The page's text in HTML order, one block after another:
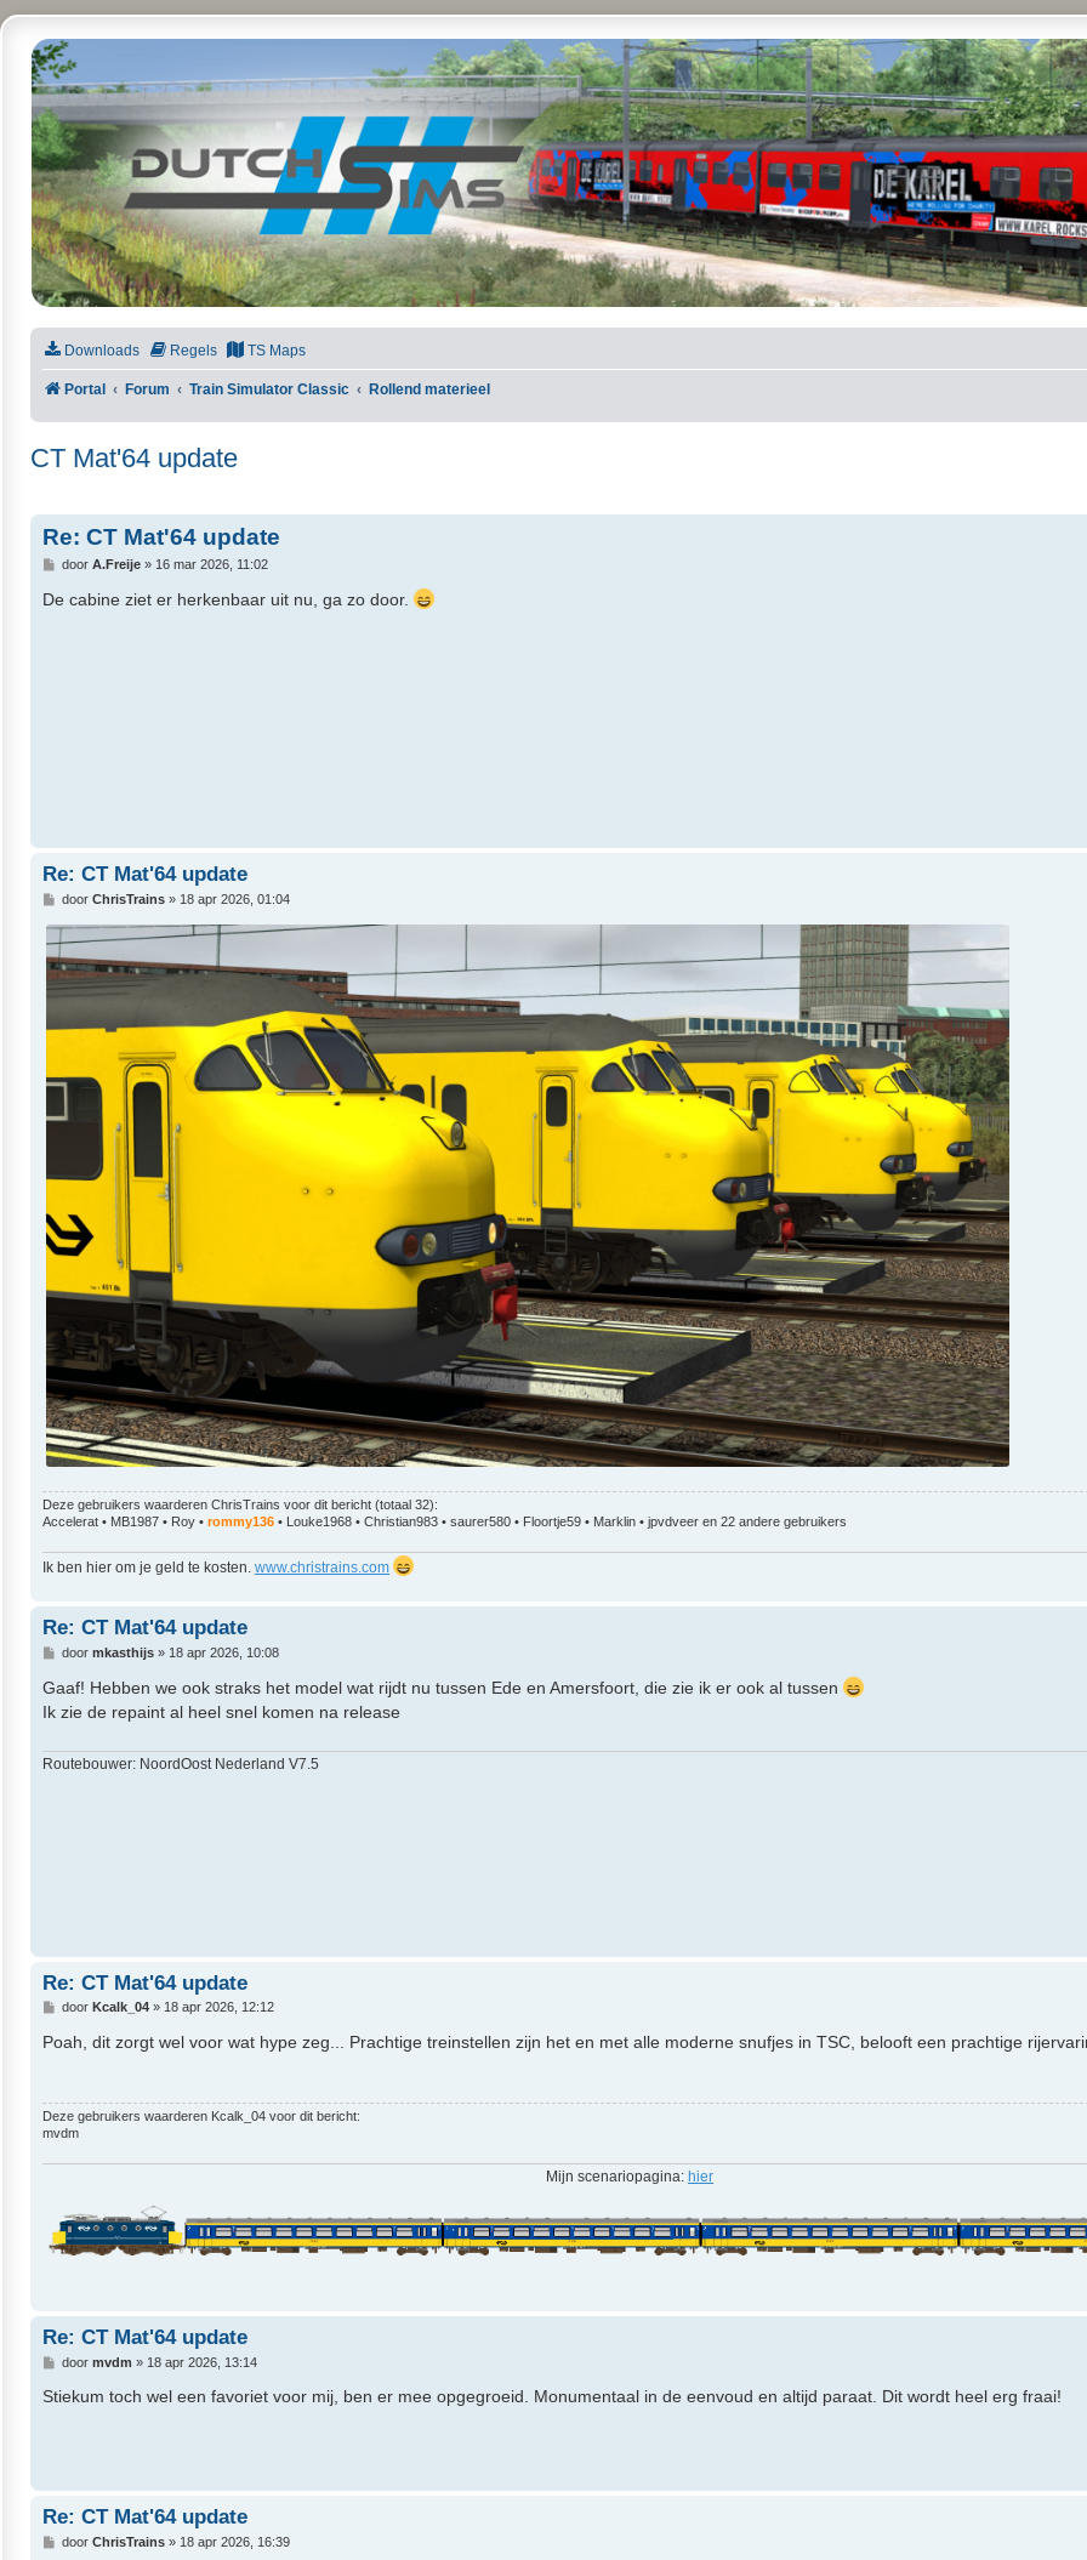
DutchSims
Downloads Regels TS Maps
Portal Forum Train Simulator Classic Rollend materieel
CT Mat'64 update
Re: CT Mat'64 update
B
r
i
door A.Freije» 16 mar 2026, 11:02
De cabine ziet er herkenbaar uit nu, ga zo door.
Re: CT Mat'64 update
B
r
i
c
h
t
door ChrisTrains» 18 apr 2026, 01:04
Deze gebruikers waarderen ChrisTrains voor dit bericht (totaal 32):
Accelerat • MB1987 • Roy • rommy136 • Louke1968 • Christian983 • saurer580 • Floortje59 • Marklin • jpvdveer en 22 andere gebruikers
Ik ben hier om je geld te kosten. www.christrains.com
Re: CT Mat'64 update
B
r
i
c
door mkasthijs» 18 apr 2026, 10:08
Gaaf! Hebben we ook straks het model wat rijdt nu tussen Ede en Amersfoort, die zie ik er ook al tussen
Ik zie de repaint al heel snel komen na release
Routebouwer: NoordOost Nederland V7.5
Re: CT Mat'64 update
B
r
t
door Kcalk_04» 18 apr 2026, 12:12
Poah, dit zorgt wel voor wat hype zeg... Prachtige treinstellen zijn het en met alle moderne snufjes in TSC, belooft een prachtige
Deze gebruikers waarderen Kcalk_04 voor dit bericht:
mvdm
Mijn scenariopagina: hier
Re: CT Mat'64 update
B
r
door mvdm » 18 apr 2026, 13:14
Stiekum toch wel een favoriet voor mij, ben er mee opgegroeid. Monumentaal in de eenvoud en altijd paraat. Dit wordt heel erg fraai!
Re: CT Mat'64 update
Bdoor ChrisTrains» 18 apr 2026, 16:39